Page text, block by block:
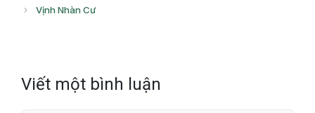
Vịnh Nhàn Cư
Viết một bình luận